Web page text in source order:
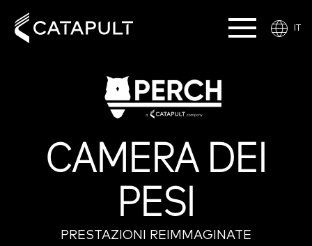
IT
CAMERA DEI
PESI
PRESTAZIONI REIMMAGINATE